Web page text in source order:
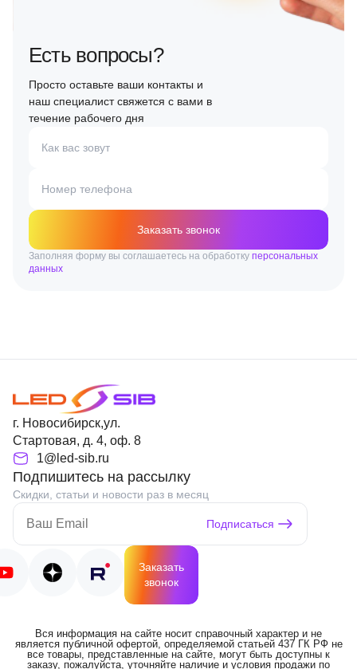
Есть вопросы?
Просто оставьте ваши контакты и
наш специалист свяжется с вами в
течение рабочего дня
Как вас зовут
Номер телефона
Заказать звонок
Заполняя форму вы соглашаетесь на обработку персональных
данных
г. Новосибирск,ул.
Стартовая, д. 4, оф. 8
1@led-sib.ru
Подпишитесь на рассылку
Скидки, статьи и новости раз в месяц
Подписаться
Заказать
звонок
Вся информация на сайте носит справочный характер и не
является публичной офертой, определяемой статьей 437 ГК РФ не
все товары, представленные на сайте, могут быть доступны к
заказу, пожалуйста, уточняйте наличие и условия продажи по